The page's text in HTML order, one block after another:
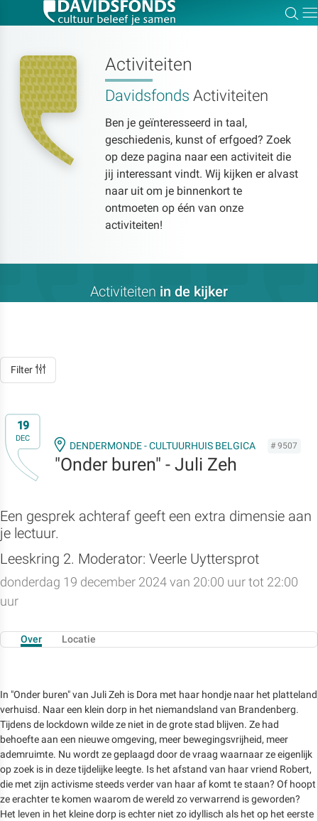
Activiteiten
Davidsfonds Activiteiten
Ben je geïnteresseerd in taal,
geschiedenis, kunst of erfgoed? Zoek
op deze pagina naar een activiteit die
jij interessant vindt. Wij kijken er alvast
naar uit om je binnenkort te
ontmoeten op één van onze
activiteiten!
Activiteiten in de kijker
Filter
19
DEC
DENDERMONDE - CULTUURHUIS BELGICA # 9507
"Onder buren" - Juli Zeh
Een gesprek achteraf geeft een extra dimensie aan
je lectuur.
Leeskring 2. Moderator: Veerle Uyttersprot
donderdag 19 december 2024 van 20:00 uur tot 22:00
uur
Over Locatie
In "Onder buren" van Juli Zeh is Dora met haar hondje naar het platteland
verhuisd. Naar een klein dorp in het niemandsland van Brandenberg.
Tijdens de lockdown wilde ze niet in de grote stad blijven. Ze had
behoefte aan een nieuwe omgeving, meer bewegingsvrijheid, meer
ademruimte. Nu wordt ze geplaagd door de vraag waarnaar ze eigenlijk
op zoek is in deze tijdelijke leegte. Is het afstand van haar vriend Robert,
die met zijn activisme steeds verder van haar af komt te staan? Of hoopt
ze erachter te komen waarom de wereld zo verwarrend is geworden?
Het leven in het kleine dorp is echter niet zo idyllisch als het op het eerste
Zoek:
Zoeken